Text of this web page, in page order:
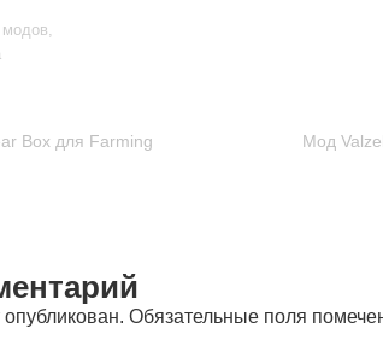
модов
Box для Farming
Moд
Обязательные поля